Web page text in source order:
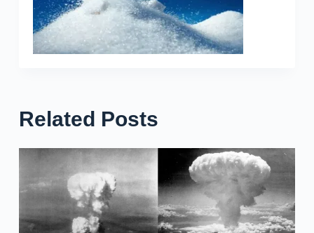
Related Posts